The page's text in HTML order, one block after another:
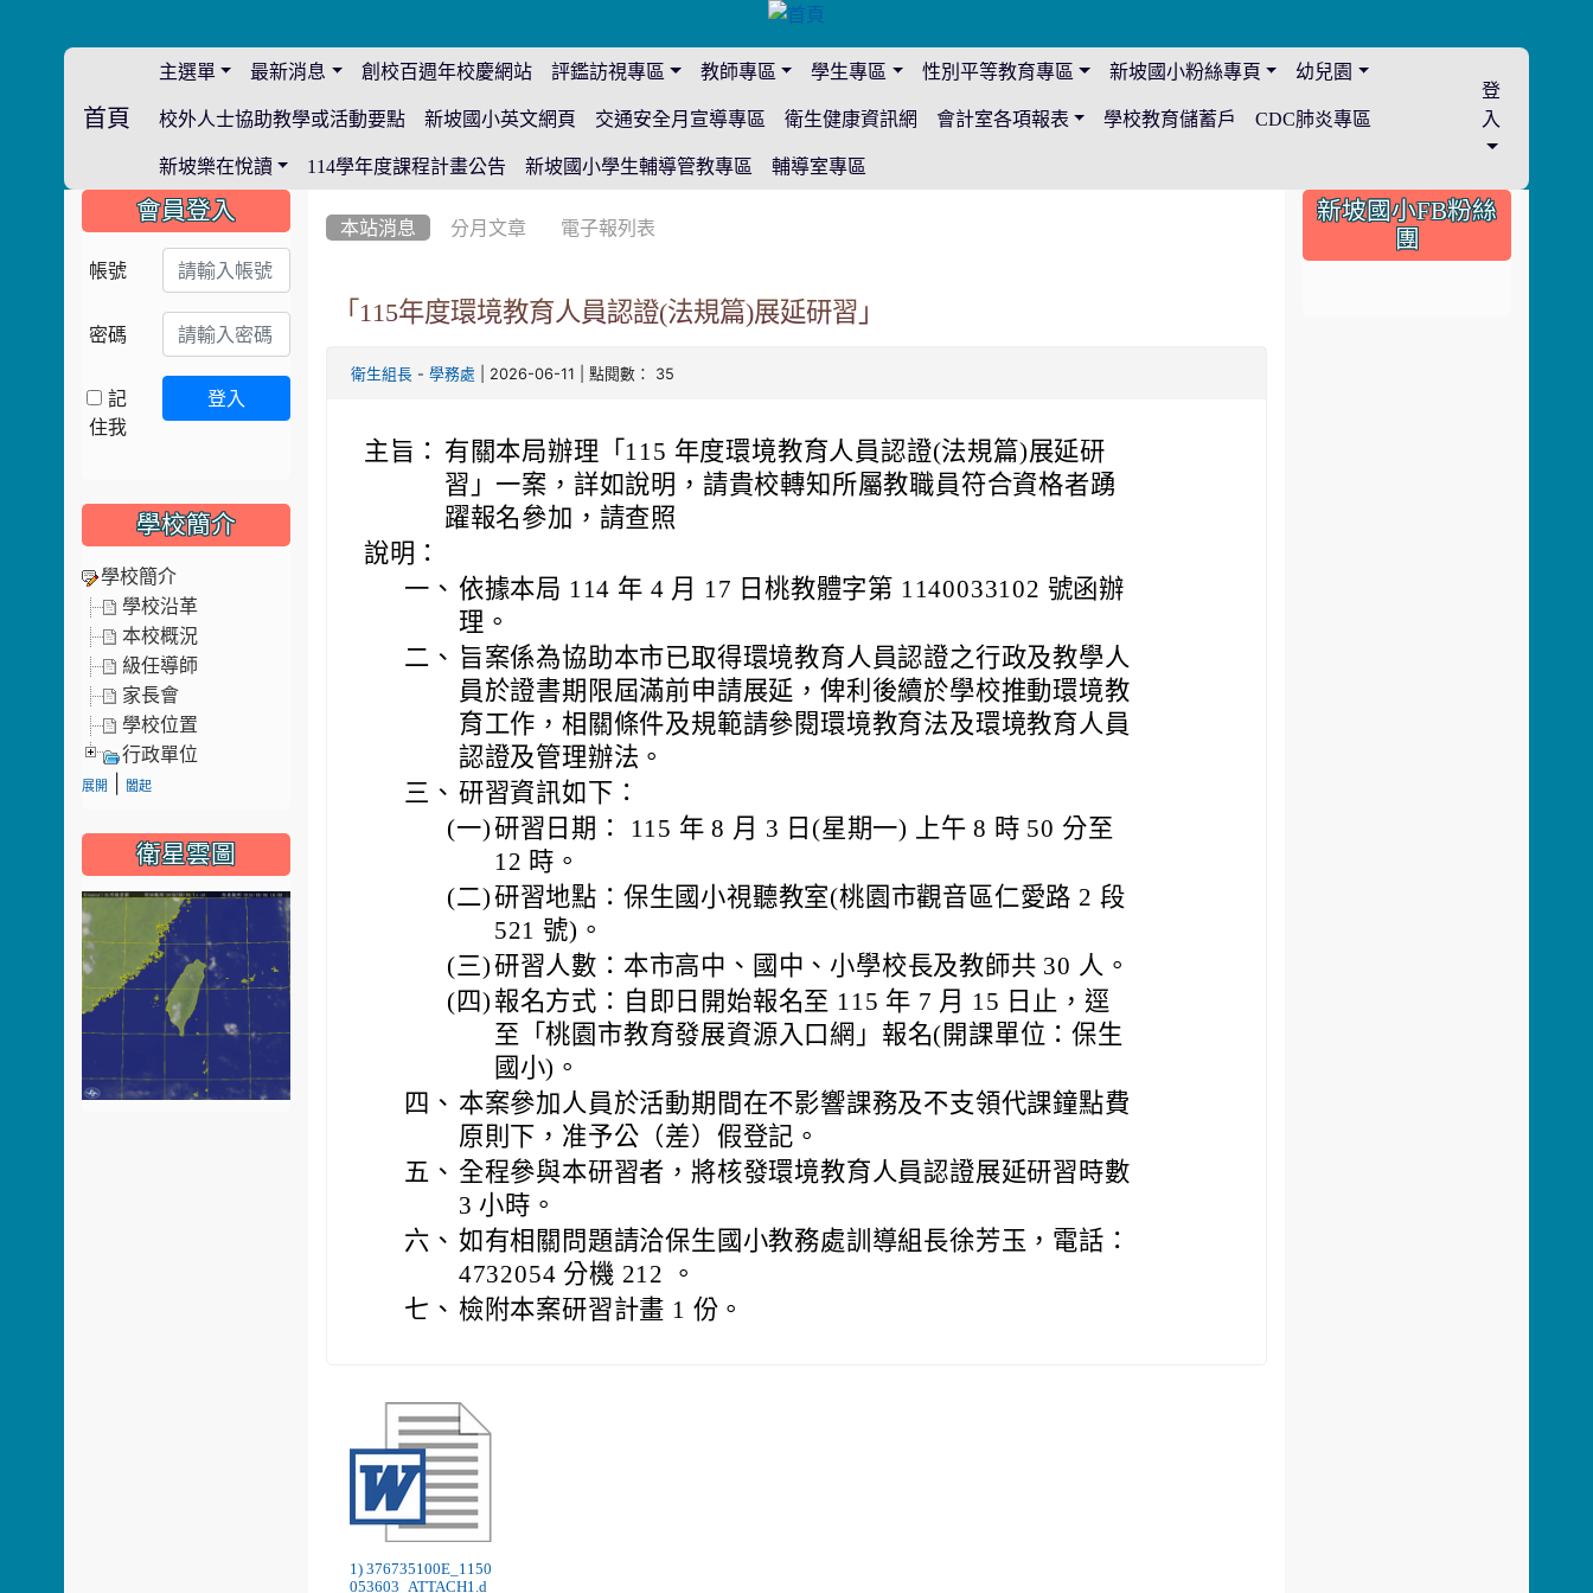
首頁
主選單 最新消息 創校百週年校慶網站 評鑑訪視專區 教師專區 學生專區 性別平等教育專區 新坡國小粉絲專頁 幼兒園
校外人士協助教學或活動要點 新坡國小英文網頁 交通安全月宣導專區 衛生健康資訊網 會計室各項報表 學校教育儲蓄戶 CDC肺炎專區
新坡樂在悅讀 114學年度課程計畫公告 新坡國小學生輔導管教專區 輔導室專區
登
入
本站消息 分月文章 電子報列表
「115年度環境教育人員認證(法規篇)展延研習」
衛生組長- 學務處 | 2026-06-11 | 點閱數： 35
主旨： 有關本局辦理「115 年度環境教育人員認證(法規篇)展延研
習」一案，詳如說明，請貴校轉知所屬教職員符合資格者踴
躍報名參加，請查照
說明：
一、 依據本局 114 年 4 月 17 日桃教體字第 1140033102 號函辦
理。
二、 旨案係為協助本市已取得環境教育人員認證之行政及教學人
員於證書期限屆滿前申請展延，俾利後續於學校推動環境教
育工作，相關條件及規範請參閱環境教育法及環境教育人員
認證及管理辦法。
三、 研習資訊如下：
(一)研習日期： 115 年 8 月 3 日(星期一) 上午 8 時 50 分至
12 時。
(二)研習地點：保生國小視聽教室(桃園市觀音區仁愛路 2 段
521 號)。
(三)研習人數：本市高中、國中、小學校長及教師共 30 人。
(四) 報名方式：自即日開始報名至 115 年 7 月 15 日止，逕
至「桃園市教育發展資源入口網」報名(開課單位：保生
國小)。
四、 本案參加人員於活動期間在不影響課務及不支領代課鐘點費
原則下，准予公（差）假登記。
五、 全程參與本研習者，將核發環境教育人員認證展延研習時數
3 小時。
六、 如有相關問題請洽保生國小教務處訓導組長徐芳玉，電話：
4732054 分機 212 。
七、 檢附本案研習計畫 1 份。
1) 376735100E_1150
053603_ATTACH1.d
::: 會員登入
帳號
密碼
記
住我
登入
學校簡介
學校簡介
學校沿革
本校概況
級任導師
家長會
學校位置
行政單位
展開 闔起
衛星雲圖
:::
新坡國小FB粉絲
團